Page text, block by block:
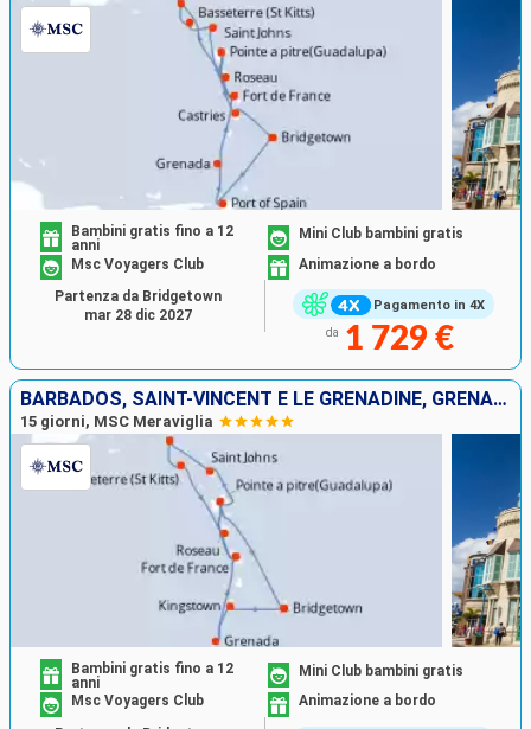
Pagamento in 4X
Bambini gratis fino a 12
anni
Mini Club bambini gratis
Msc Voyagers Club
Animazione a bordo
da 1 729 €
Partenza da Bridgetown
mar 28 dic 2027
BARBADOS, SAINT-VINCENT E LE GRENADINE, GRENADA, GUADALUPA, ANTIGUA E BARBUDA, SAINT MARTIN, SAN CRISTOFORO E NEVIS, DOMINICA, MARTINICA
15 giorni, MSC Meraviglia
Bambini gratis fino a 12
anni
Mini Club bambini gratis
Msc Voyagers Club
Animazione a bordo